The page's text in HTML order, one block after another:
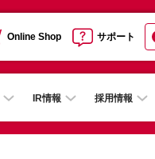
Online Shop サポート
IR情報 採用情報